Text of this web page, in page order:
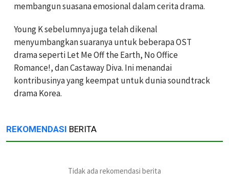
membangun suasana emosional dalam cerita drama.
Young K sebelumnya juga telah dikenal
menyumbangkan suaranya untuk beberapa OST
drama seperti Let Me Off the Earth, No Office
Romance!, dan Castaway Diva. Ini menandai
kontribusinya yang keempat untuk dunia soundtrack
drama Korea.
REKOMENDASI BERITA
Tidak ada rekomendasi berita